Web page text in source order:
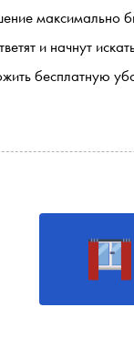
максимально
и начнут
бесплатную